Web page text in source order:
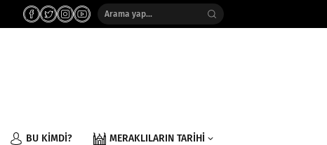
BU KİMDİ? MERAKLILARIN TARİHİ